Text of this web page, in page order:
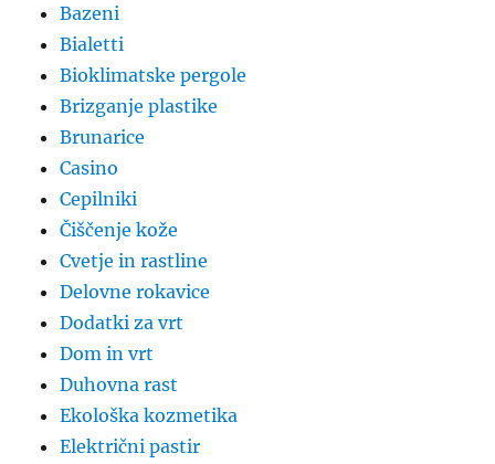
Bazeni
Bialetti
Bioklimatske pergole
Brizganje plastike
Brunarice
Casino
Cepilniki
Čiščenje kože
Cvetje in rastline
Delovne rokavice
Dodatki za vrt
Dom in vrt
Duhovna rast
Ekološka kozmetika
Električni pastir